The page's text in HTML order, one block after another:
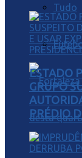
Tudo
ESTADO
GRUPO
PRÉDIO